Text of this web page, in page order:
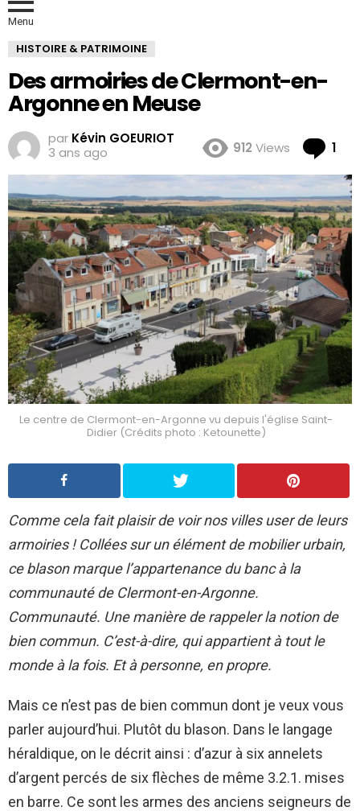
Menu
HISTOIRE & PATRIMOINE
Des armoiries de Clermont-en-
Argonne en Meuse
par Kévin GOEURIOT
3 ans ago
912 Views 1
Le centre de Clermont-en-Argonne vu depuis l'église Saint-
Didier (Crédits photo : Ketounette)
Comme cela fait plaisir de voir nos villes user de leurs
armoiries ! Collées sur un élément de mobilier urbain,
ce blason marque l’appartenance du banc à la
communauté de Clermont-en-Argonne.
Communauté. Une manière de rappeler la notion de
bien commun. C’est-à-dire, qui appartient à tout le
monde à la fois. Et à personne, en propre.
Mais ce n’est pas de bien commun dont je veux vous
parler aujourd’hui. Plutôt du blason. Dans le langage
héraldique, on le décrit ainsi : d’azur à six annelets
d’argent percés de six flèches de même 3.2.1. mises
en barre. Ce sont les armes des anciens seigneurs de